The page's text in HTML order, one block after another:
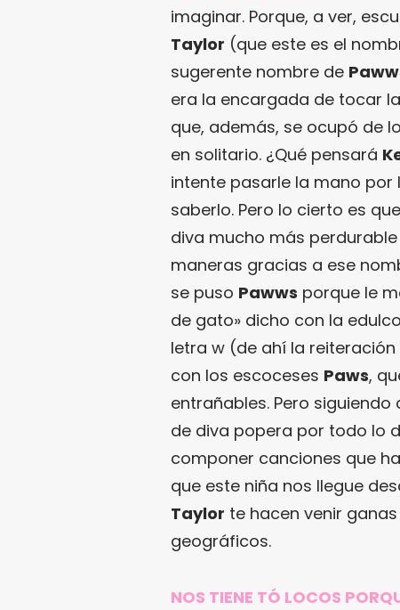
imaginar. Porque, a ver,
Taylor (que este es el
sugerente nombre de
era la encargada de tocar
que, además, se ocupó de
en solitario. ¿Qué pensará
intente pasarle la mano por
saberlo. Pero lo cierto es que
diva mucho más
maneras gracias a ese
se puso Pawws porque le
de gato» dicho con la
letra w (de ahí la
con los escoceses Paws,
entrañables. Pero
de diva popera por todo lo
componer canciones que
que este niña nos llegue
Taylor te hacen venir
geográficos.
NOS TIENE TÓ LOCOS